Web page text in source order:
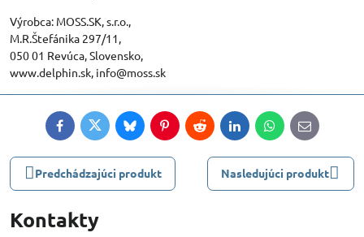
Výrobca: MOSS.SK, s.r.o.,
M.R.Štefánika 297/11,
050 01 Revúca, Slovensko,
www.delphin.sk, info@moss.sk
FacebookTwitterBlueskyPinterestRedditLinkedInWhatsApp
E-
mail
Predchádzajúci produkt Nasledujúci produkt
Kontakty